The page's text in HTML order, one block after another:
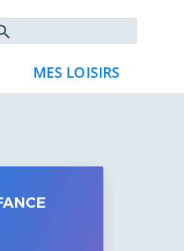
MES LOISIRS